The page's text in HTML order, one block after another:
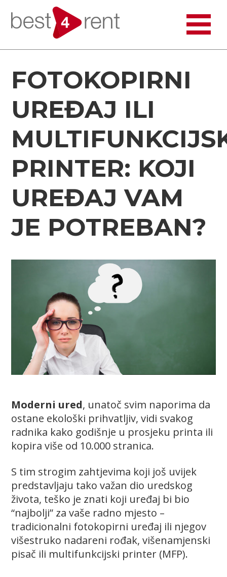
FOTOKOPIRNI
UREĐAJ ILI
PRINTER: KOJI
UREĐAJ VAM
JE POTREBAN?
Moderni ured, unatoč svim naporima da
ostane ekološki prihvatljiv, vidi svakog
radnika kako godišnje u prosjeku printa ili
kopira više od 10.000 stranica.
S tim strogim zahtjevima koji još uvijek
predstavljaju tako važan dio uredskog
života, teško je znati koji uređaj bi bio
“najbolji” za vaše radno mjesto –
tradicionalni fotokopirni uređaj ili njegov
višestruko nadareni rođak, višenamjenski
pisač ili multifunkcijski printer (MFP).